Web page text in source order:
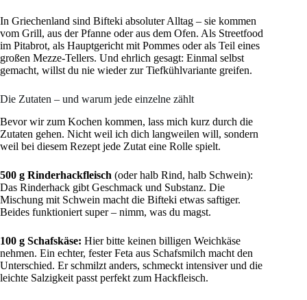
In Griechenland sind Bifteki absoluter Alltag – sie kommen
vom Grill, aus der Pfanne oder aus dem Ofen. Als Streetfood
im Pitabrot, als Hauptgericht mit Pommes oder als Teil eines
großen Mezze-Tellers. Und ehrlich gesagt: Einmal selbst
gemacht, willst du nie wieder zur Tiefkühlvariante greifen.
Die Zutaten – und warum jede einzelne zählt
Bevor wir zum Kochen kommen, lass mich kurz durch die
Zutaten gehen. Nicht weil ich dich langweilen will, sondern
weil bei diesem Rezept jede Zutat eine Rolle spielt.
500 g Rinderhackfleisch (oder halb Rind, halb Schwein):
Das Rinderhack gibt Geschmack und Substanz. Die
Mischung mit Schwein macht die Bifteki etwas saftiger.
Beides funktioniert super – nimm, was du magst.
100 g Schafskäse: Hier bitte keinen billigen Weichkäse
nehmen. Ein echter, fester Feta aus Schafsmilch macht den
Unterschied. Er schmilzt anders, schmeckt intensiver und die
leichte Salzigkeit passt perfekt zum Hackfleisch.